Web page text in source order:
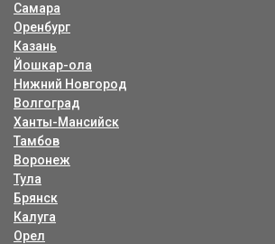
Самара
Оренбург
Казань
Йошкар-ола
Нижний Новгород
Волгоград
Ханты-Мансийск
Тамбов
Воронеж
Тула
Брянск
Калуга
Орел